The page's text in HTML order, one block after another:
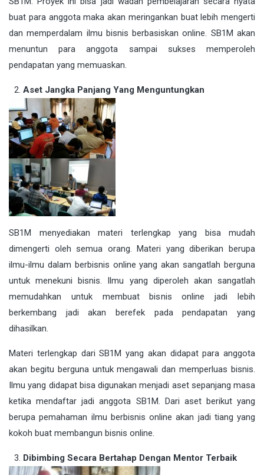
buat para anggota maka akan meringankan buat lebih mengerti
dan memperdalam ilmu bisnis berbasiskan online. SB1M akan
menuntun para anggota sampai sukses memperoleh
pendapatan yang memuaskan.
Aset Jangka Panjang Yang Menguntungkan
SB1M menyediakan materi terlengkap yang bisa mudah
dimengerti oleh semua orang. Materi yang diberikan berupa
ilmu-ilmu dalam berbisnis online yang akan sangatlah berguna
untuk menekuni bisnis. Ilmu yang diperoleh akan sangatlah
memudahkan untuk membuat bisnis online jadi lebih
berkembang jadi akan berefek pada pendapatan yang
dihasilkan.
Materi terlengkap dari SB1M yang akan didapat para anggota
akan begitu berguna untuk mengawali dan memperluas bisnis.
Ilmu yang didapat bisa digunakan menjadi aset sepanjang masa
ketika mendaftar jadi anggota SB1M. Dari aset berikut yang
berupa pemahaman ilmu berbisnis online akan jadi tiang yang
kokoh buat membangun bisnis online.
Dibimbing Secara Bertahap Dengan Mentor Terbaik